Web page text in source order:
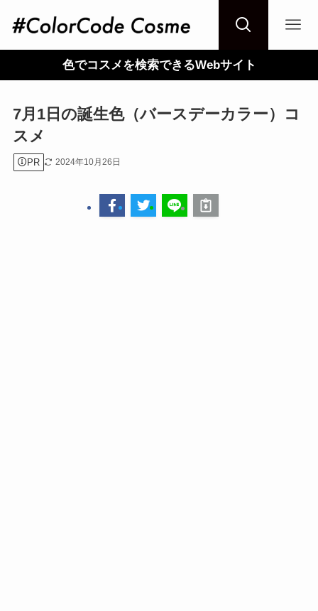
色でコスメを検索できるWebサイト
7月1日の誕生色（バースデーカラー）コ
スメ
PR 2024年10月26日